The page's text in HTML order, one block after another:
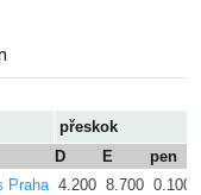
přeskok
D E pen
Praha 4.200 8.700 0.100